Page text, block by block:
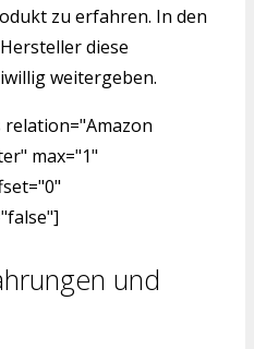
zu erfahren. In den
diese
weitergeben.
max="1"
und